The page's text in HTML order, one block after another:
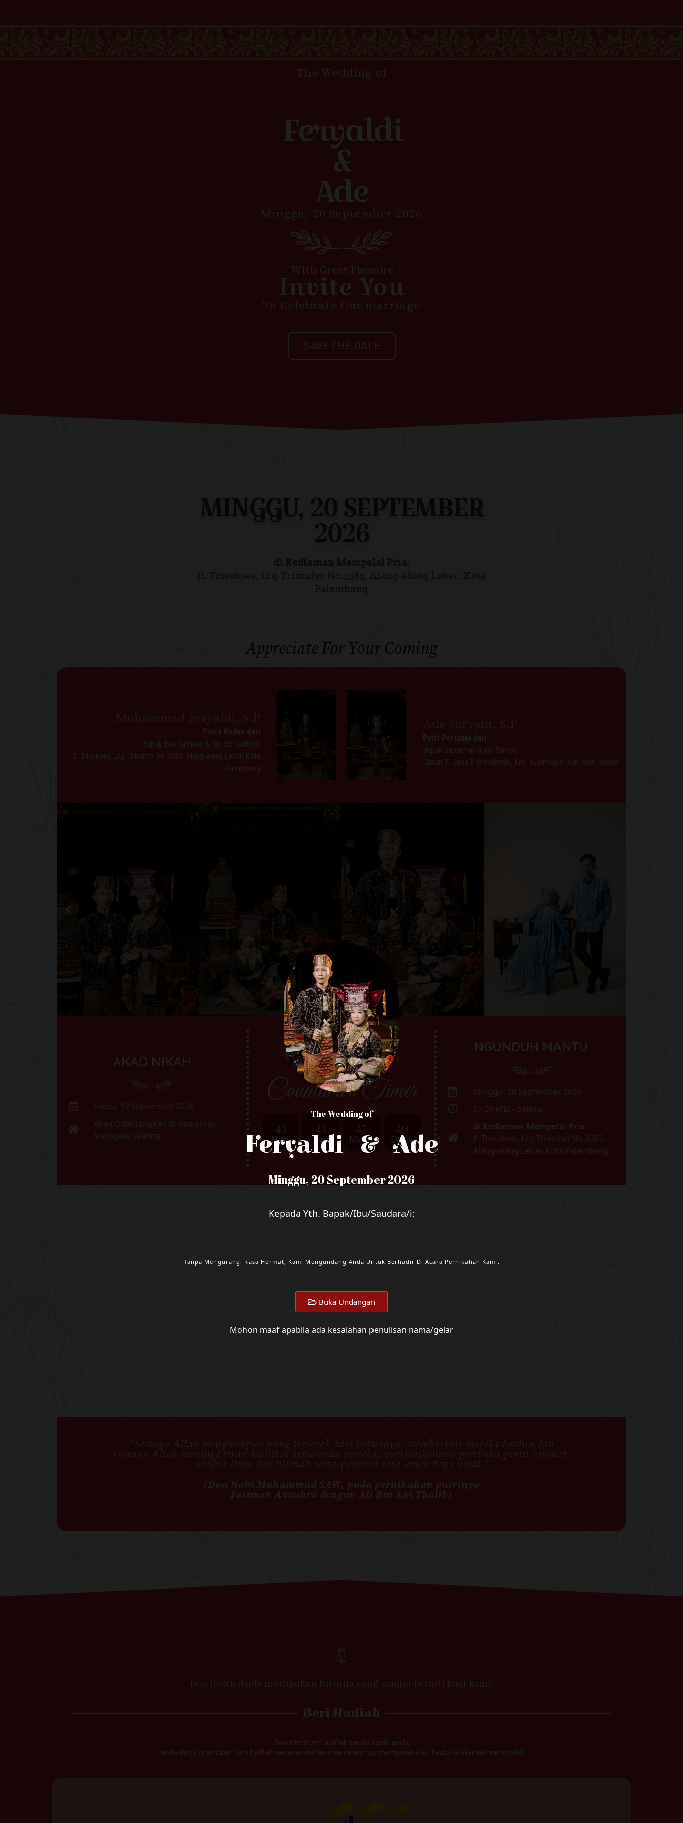
The Wedding of
Feryaldi
&
Ade
Minggu, 20 September 2026
With Great Pleasure
Invite You
To Celebrate Our marriage
SAVE THE DATE
The Wedding of
Feryaldi & Ade
Minggu, 20 September 2026
Kepada Yth. Bapak/Ibu/Saudara/i:
Tanpa Mengurangi Rasa Hormat, Kami Mengundang Anda Untuk Berhadir Di Acara Pernikahan Kami.
Buka Undangan
Mohon maaf apabila ada kesalahan penulisan nama/gelar
MINGGU, 20 SEPTEMBER
2026
Appreciate For Your Coming
Putra Kedua dari
Bapak Eka Sutrisno & Ibu Evi Kustitah
Jl. Trisukses, Lrg Trimulyo No.3383, Alang-alang Lebar, Kota
Palembang
Putri Pertama dari
Bapak Suparman & Ibu Suryati
Dusun 1, Desa E Wonokerto, Kec Tugumulyo, Kab Musi Rawas
AKAD NIKAH
Sabtu, 12 September 2026
Akan Dilaksanakan di Kediaman
Mempelai Wanita
WE'RE GETTING
MARRIED
Countdown Timer
43
Hari
23
Jam
27
Menit
19
Detik
NGUNDUH MANTU
Minggu, 20 September 2026
07.00 WIB - Selesai
di Kediaman Mempelai Pria:
Jl. Trisukses, Lrg Trimulyo No.3383,
Alang-alang Lebar, Kota Palembang
“Semoga Allah menghimpun yang terserak dari keduanya, memberkati mereka berdua dan
kiranya Allah meningkatkan kualitas keturunan mereka, menjadikannya pembuka pintu rahmat,
sumber ilmu dan hikmah serta pemberi rasa aman bagi umat.”
(Doa Nabi Muhammad SAW, pada pernikahan putrinya
Fatimah Azzahra dengan Ali Bin Abi Thalib)
Doa Restu Anda merupakan karunia yang sangat berarti bagi kami.
Beri Hadiah
Jika memberi adalah tanda kasih anda,
anda dapat memberikan hadiah secara cashless ke rekening mempelai atau kado ke alamat mempelai